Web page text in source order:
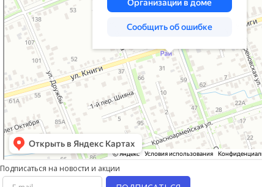
Подписаться на новости и акции